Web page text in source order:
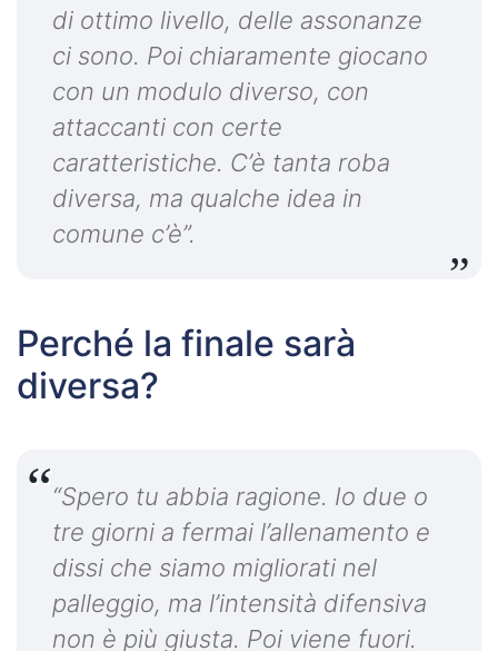
di ottimo livello, delle assonanze
ci sono. Poi chiaramente giocano
con un modulo diverso, con
attaccanti con certe
caratteristiche. C’è tanta roba
diversa, ma qualche idea in
comune c’è”.
Perché la finale sarà
diversa?
“Spero tu abbia ragione. Io due o
tre giorni a fermai l’allenamento e
dissi che siamo migliorati nel
palleggio, ma l’intensità difensiva
non è più giusta. Poi viene fuori.